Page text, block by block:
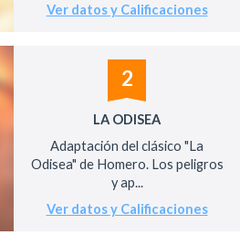
Ver datos y Calificaciones
2
LA ODISEA
Adaptación del clásico "La
Odisea" de Homero. Los peligros
y ap...
Ver datos y Calificaciones